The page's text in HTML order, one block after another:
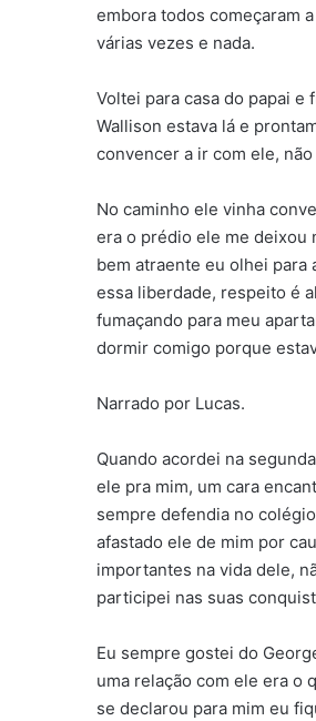
embora todos começaram
várias vezes e nada.
Voltei para casa do papai
Wallison estava lá e
convencer a ir com ele,
No caminho ele vinha
era o prédio ele me deixou
bem atraente eu olhei para
essa liberdade, respeito é
fumaçando para meu
dormir comigo porque
Narrado por Lucas.
Quando acordei na
ele pra mim, um cara
sempre defendia no
afastado ele de mim por
importantes na vida dele,
participei nas suas
Eu sempre gostei do
uma relação com ele era o
se declarou para mim eu